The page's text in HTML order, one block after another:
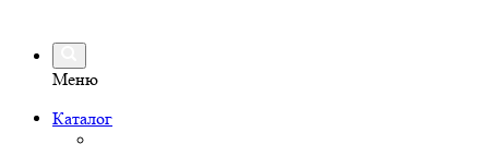
Меню
Каталог